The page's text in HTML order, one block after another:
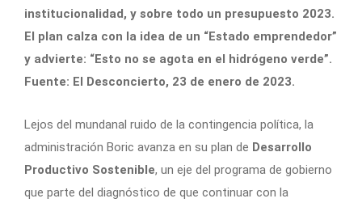
institucionalidad, y sobre todo un presupuesto 2023.
El plan calza con la idea de un “Estado emprendedor”
y advierte: “Esto no se agota en el hidrógeno verde”.
Fuente: El Desconcierto, 23 de enero de 2023.
Lejos del mundanal ruido de la contingencia política, la
administración Boric avanza en su plan de Desarrollo
Productivo Sostenible, un eje del programa de gobierno
que parte del diagnóstico de que continuar con la